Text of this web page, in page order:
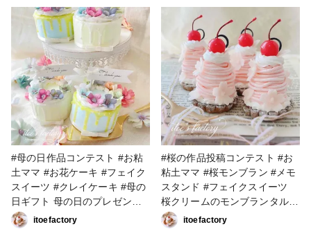
・オレンジタルト ・ベリーの
タルト ・シャインマスカット
のタルト(少し色が濃くなって
しまった💦) 楽しく出来ました
😍❤️ミントの葉があったらもっ
と良くなりそう！ 次回は何を
作ろう…✨ #樹脂粘土 #ミニチ
ュア #ミニチュアフード #ミニ
チュアスイーツ #フェイクスイ
ーツ #タルト
#母の日作品コンテスト #お粘
土ママ #お花ケーキ #フェイク
スイーツ #クレイケーキ #母の
日ギフト 母の日のプレゼント
用に作りました。 食べられな
いけど、ずっと飾っておく事が
itoefactory
#桜の作品投稿コンテスト #お
粘土ママ #桜モンブラン #メモ
スタンド #フェイクスイーツ
桜クリームのモンブランタルト
♡ メモスタンドになっていま
す。 桜のお花は1枚1枚丁寧に
itoefactory